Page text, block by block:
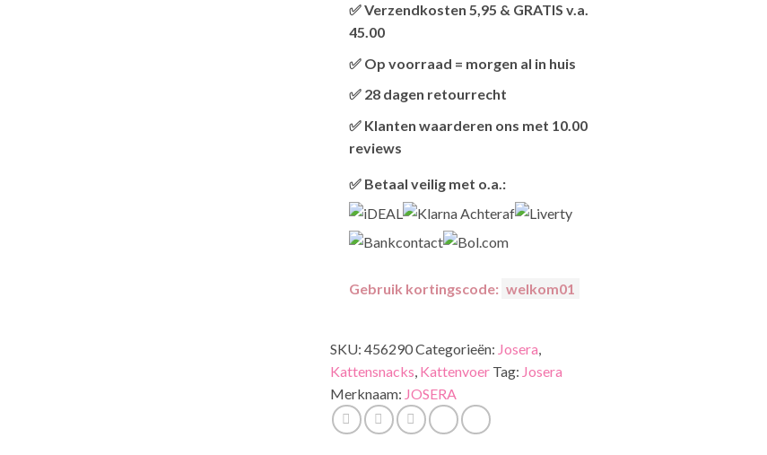
✅ Verzendkosten 5,95 & GRATIS v.a.
45.00
pakket 5,95 en bestellingen v.a. 45,00
worden gratis verzonden.
✅ Op voorraad = morgen al in huis
bestelt vóór 13:00, wordt het
nog verzonden.
✅ 28 dagen retourrecht
28 dagende tijd om te retourneren.
✅ Klanten waarderen ons met 10.00
reviews
met9,2 bij webkeur
✅ Betaal veilig met o.a.:
Gebruik kortingscode: welkom01
SKU: 456290Categorieën: Josera
Kattensnacks Kattenvoer Tag: Josera
Merknaam: JOSERA